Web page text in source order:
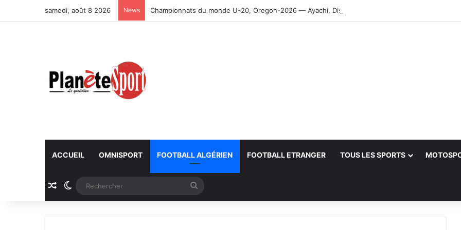
samedi, août 8 2026 News Championnats du monde U-20, Oregon-2026 — Ayachi, Dissa, Touahria et Ghezali en finale
ACCUEIL OMNISPORT FOOTBALL ALGÉRIEN FOOTBALL ETRANGER TOUS LES SPORTS
Article Aléatoire
Switch skin